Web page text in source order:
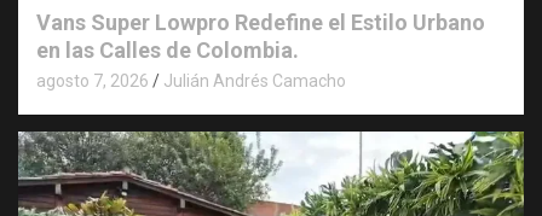
Vans Super Lowpro Redefine el Estilo Urbano
en las Calles de Colombia.
agosto 7, 2026 Julián Andrés Camacho